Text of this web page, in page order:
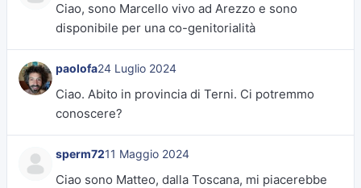
Ciao, sono Marcello vivo ad Arezzo e sono
disponibile per una co-genitorialità
paolofa24 Luglio 2024
Ciao. Abito in provincia di Terni. Ci potremmo
conoscere?
sperm7211 Maggio 2024
Ciao sono Matteo, dalla Toscana, mi piacerebbe